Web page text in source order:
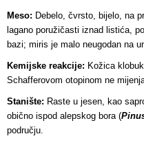
Meso: Debelo, čvrsto, bijelo, na
lagano poružičasti iznad listića,
bazi; miris je malo neugodan na
Kemijske reakcije: Kožica
Schafferovom otopinom ne
Stanište: Raste u jesen, kao
obično ispod alepskog bora (
području.